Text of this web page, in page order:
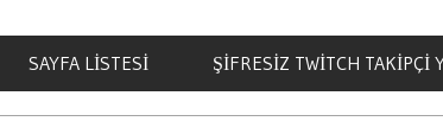
SAYFA LISTESI ŞIFRESIZ TWITCH TAKIPÇI